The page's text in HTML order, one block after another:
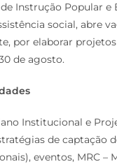
Instrução Popular
social, abre
por elaborar
de agosto.
Institucional e
de captação
eventos, MRC –